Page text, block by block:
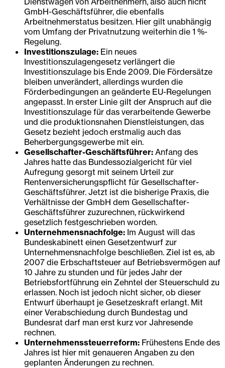
GmbH-Geschäftsführer, die ebenfalls
Arbeitnehmerstatus besitzen. Hier gilt unabhängig
vom Umfang der Privatnutzung weiterhin die 1 %-
Regelung.
Investitionszulage: Ein neues
Investitionszulagengesetz verlängert die
Investitionszulage bis Ende 2009. Die Fördersätze
bleiben unverändert, allerdings wurden die
Förderbedingungen an geänderte EU-Regelungen
angepasst. In erster Linie gilt der Anspruch auf die
Investitionszulage für das verarbeitende Gewerbe
und die produktionsnahen Dienstleistungen, das
Gesetz bezieht jedoch erstmalig auch das
Beherbergungsgewerbe mit ein.
Gesellschafter-Geschäftsführer: Anfang des
Jahres hatte das Bundessozialgericht für viel
Aufregung gesorgt mit seinem Urteil zur
Rentenversicherungspflicht für Gesellschafter-
Geschäftsführer. Jetzt ist die bisherige Praxis, die
Verhältnisse der GmbH dem Gesellschafter-
Geschäftsführer zuzurechnen, rückwirkend
gesetzlich festgeschrieben worden.
Unternehmensnachfolge: Im August will das
Bundeskabinett einen Gesetzentwurf zur
Unternehmensnachfolge beschließen. Ziel ist es, ab
2007 die Erbschaftsteuer auf Betriebsvermögen auf
10 Jahre zu stunden und für jedes Jahr der
Betriebsfortführung ein Zehntel der Steuerschuld zu
erlassen. Noch ist jedoch nicht sicher, ob dieser
Entwurf überhaupt je Gesetzeskraft erlangt. Mit
einer Verabschiedung durch Bundestag und
Bundesrat darf man erst kurz vor Jahresende
rechnen.
Unternehmenssteuerreform: Frühestens Ende des
Jahres ist hier mit genaueren Angaben zu den
geplanten Änderungen zu rechnen.